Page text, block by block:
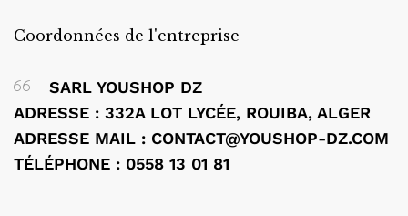
Coordonnées de l'entreprise
SARL YOUSHOP DZ
ADRESSE : 332A LOT LYCÉE, ROUIBA, ALGER
ADRESSE MAIL : CONTACT@YOUSHOP-DZ.COM
TÉLÉPHONE : 0558 13 01 81